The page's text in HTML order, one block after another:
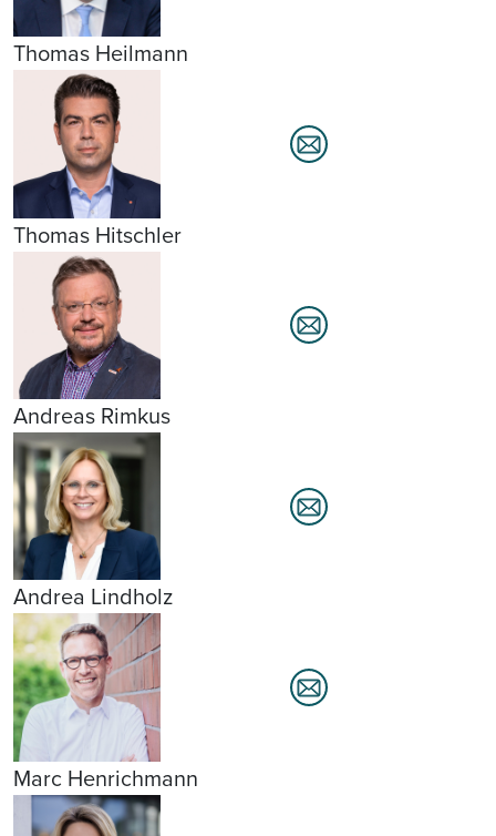
Thomas Heilmann
Thomas Hitschler
Andreas Rimkus
Andrea Lindholz
Marc Henrichmann